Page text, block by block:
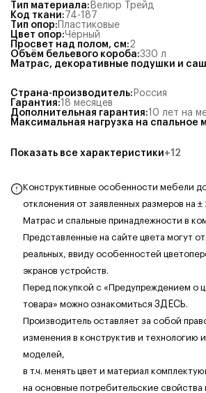
Тип материала: Велюр Трейд
Код ткани: 74-187
Тип опор: Пластиковые
Цвет опор:Чёрный
Просвет над полом, см:2
Объём бельевого короба:330 л
Матрас, декоративные подушки и
Страна-производитель: Россия
Гарантия:18 месяцев
Дополнительная гарантия:10 лет на
Максимальная нагрузка на спальное
Показать все характеристики+12
Конструктивные особенности мебели
отклонения от заявленных размеров на ±
Матрас и спальные принадлежности в
Представленные на сайте цвета могут
реальных, ввиду особенностей
экранов устройств.
Перед покупкой с «Предупреждением о
товара» можно ознакомиться ЗДЕСЬ.
Производитель оставляет за собой
изменения в конструктив и технологию
моделей,
в т.ч. менять цвет и материал
на основные потребительские свойства